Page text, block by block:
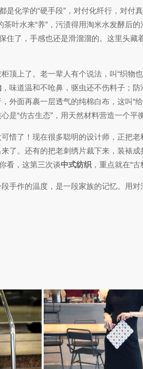
化学的“硬手段”，对付化纤行，对
叶水来“养”，污渍得用淘米水发酵后
了，手感也还是滑溜溜的。这里头
上了。老一辈人有个说法，叫“织物
，味道温和不呛鼻，驱虫还不伤料子；
面再裹一层透气的纯棉白布，这叫“
是“仿古生态”，用天然材料营造一个平
了！现在很多聪明的设计师，正把老
了。还有的把老刺绣片裁下来，装裱
看，这第三次谈中式纺织 ，重点就在“
手作的温度，是一段家族的记忆。用